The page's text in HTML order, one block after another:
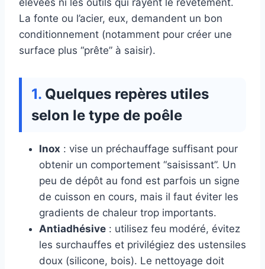
élevées ni les outils qui rayent le revêtement.
La fonte ou l’acier, eux, demandent un bon
conditionnement (notamment pour créer une
surface plus “prête” à saisir).
Quelques repères utiles
selon le type de poêle
Inox : vise un préchauffage suffisant pour
obtenir un comportement “saisissant”. Un
peu de dépôt au fond est parfois un signe
de cuisson en cours, mais il faut éviter les
gradients de chaleur trop importants.
Antiadhésive : utilisez feu modéré, évitez
les surchauffes et privilégiez des ustensiles
doux (silicone, bois). Le nettoyage doit